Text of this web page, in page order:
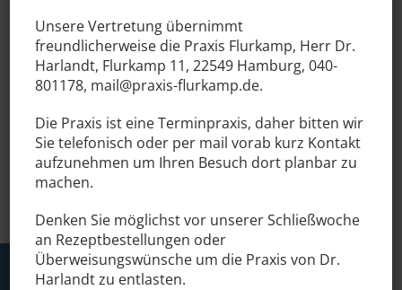
zuversichtlich in das neue Jahr starten.
Danke für Ihr Vertrauen.Herzlich, Ihr Praxisteam im
Elbe
25.11.2025
UnsereVertretung übernimmt
freundlicherweise die Praxis Flurkamp, Herr Dr.
Harlandt, Flurkamp 11, 22549 Hamburg, 040-
801178, mail@praxis-flurkamp.de.
Die Praxis ist eine Terminpraxis, daher bitten wir
Sie telefonisch oder per mail vorab kurz Kontakt
aufzunehmen um Ihren Besuch dort planbar zu
machen.
Denken Sie möglichst vor unserer Schließwoche
an Rezeptbestellungen oder
Überweisungswünsche um die Praxis von Dr.
Harlandt zu entlasten.